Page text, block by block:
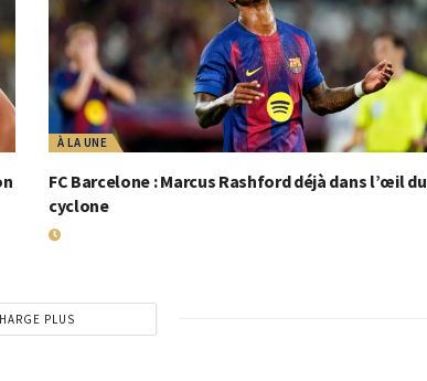
À LA UNE
FC Barcelone : Marcus Rashford déjà dans l’œil du
cyclone
PLUS